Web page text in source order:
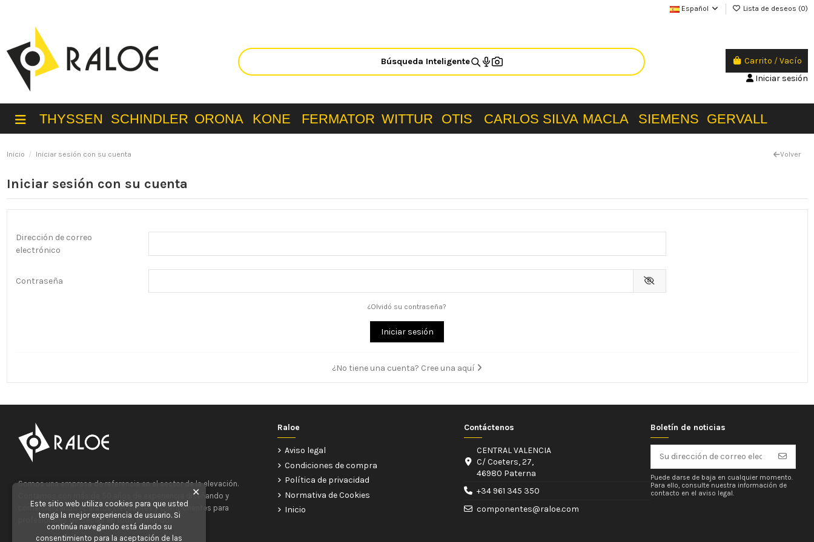
Español Lista de deseos (0)
Búsqueda Inteligente Carrito /Vacío
Iniciar sesión
THYSSEN SCHINDLER ORONA KONE FERMATOR WITTUR OTIS CARLOS SILVA MACLA SIEMENS GERVALL
Inicio Iniciar sesión con su cuenta Volver
Iniciar sesión con su cuenta
Dirección de correo
electrónico
Contraseña
¿Olvidó su contraseña?
Iniciar sesión
¿No tiene una cuenta? Cree una aquí
Somos una empresa de referencia en el sector de la elevación.
Contamos con más de 50 años de experiencia diseñando y
comercializando Aparatos Elevadores y Componentes para
profesionales del sector en todo el mundo.
Raloe
Aviso legal
Condiciones de compra
Política de privacidad
Normativa de Cookies
Inicio
Contáctenos
CENTRAL VALENCIA
C/ Coeters, 27,
46980 Paterna
+34 961 345 350
componentes@raloe.com
Boletín de noticias
Puede darse de baja en cualquier momento.
Para ello, consulte nuestra información de
contacto en el aviso legal.
✕
Este sitio web utiliza cookies para que usted
tenga la mejor experiencia de usuario. Si
continúa navegando está dando su
consentimiento para la aceptación de las